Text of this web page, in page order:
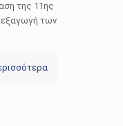
της 11ης
των